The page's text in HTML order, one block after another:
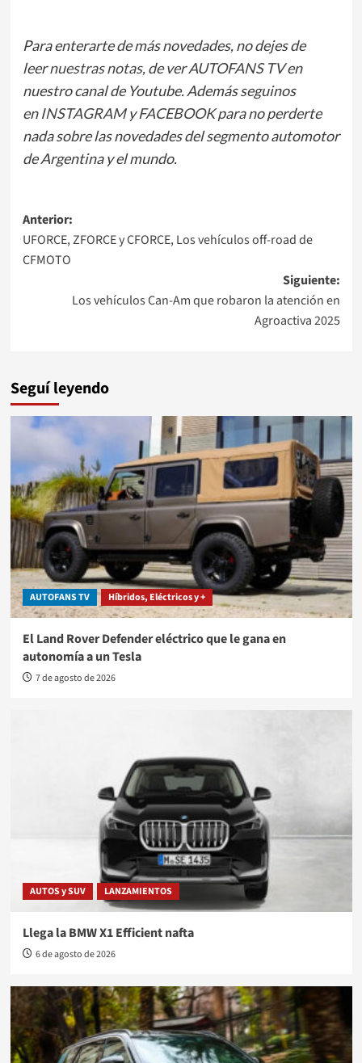
Para enterarte de más novedades, no dejes de
leernuestras notas, de verAUTOFANS TVen
nuestro canal de Youtube. Además seguinos
enINSTAGRAMyFACEBOOKpara no perderte
nada sobre las novedades del segmento automotor
de Argentina y el mundo.
Navegación
de
entradas
Anterior:
UFORCE, ZFORCE y CFORCE, Los vehículos off-road de
CFMOTO
Siguiente:
Los vehículos Can-Am que robaron la atención en
Agroactiva 2025
Seguí leyendo
AUTOFANS TV Híbridos, Eléctricos y +
El Land Rover Defender eléctrico que le gana en
autonomía a un Tesla
7 de agosto de 2026
AUTOS y SUV LANZAMIENTOS
Llega la BMW X1 Efficient nafta
6 de agosto de 2026